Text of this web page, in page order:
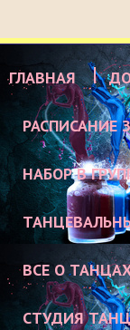
ГЛАВНАЯ
РАСПИСАНИЕ
НАБОР В
ВСЕ О
СТУДИЯ